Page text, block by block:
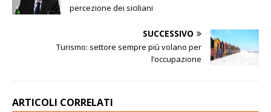
percezione dei siciliani
SUCCESSIVO
Turismo: settore sempre più volano per
l’occupazione
ARTICOLI CORRELATI